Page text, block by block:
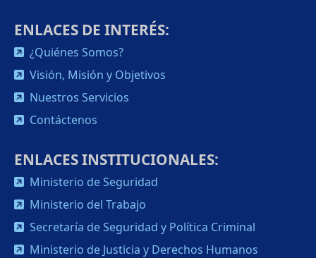
ENLACES DE INTERÉS:
¿Quiénes Somos?
Visión, Misión y Objetivos
Nuestros Servicios
Contáctenos
ENLACES INSTITUCIONALES:
Ministerio de Seguridad
Ministerio del Trabajo
Secretaría de Seguridad y Política Criminal
Ministerio de Justicia y Derechos Humanos